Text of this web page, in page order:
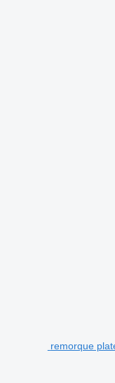
remorque